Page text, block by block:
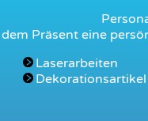
Präsent eine
Laserarbeiten
Dekorationsartikel